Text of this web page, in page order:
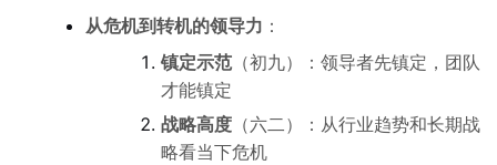
从危机到转机的领导力 ：
镇定示范（初九）：领导者先镇定，团队
才能镇定
战略高度（六二）：从行业趋势和长期战
略看当下危机